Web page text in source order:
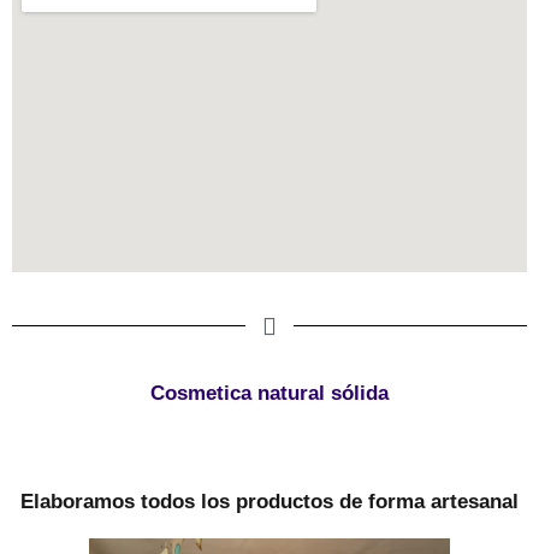
Cosmetica natural sólida
Elaboramos todos los productos de forma artesanal